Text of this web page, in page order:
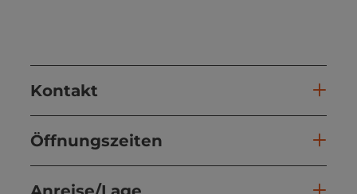
Kontakt
Öffnungszeiten